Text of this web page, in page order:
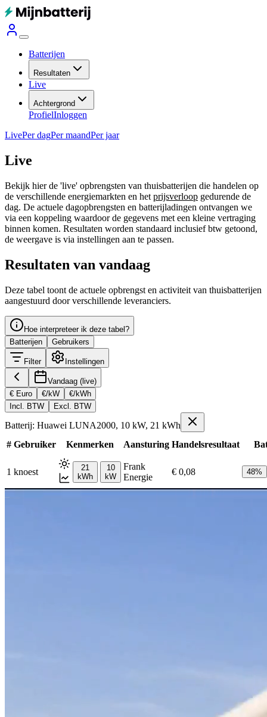
Batterijen
Resultaten
Live
Achtergrond
ProfielInloggen
LivePer dagPer maandPer jaar
Live
Bekijk hier de 'live' opbrengsten van thuisbatterijen die handelen op
de verschillende energiemarkten en het prijsverloop gedurende de
dag. De actuele dagopbrengsten en batterijladingen ontvangen we
via een koppeling waardoor de gegevens met een kleine vertraging
binnen komen. Resultaten worden standaard inclusief btw getoond,
de weergave is via instellingen aan te passen.
Resultaten van vandaag
Deze tabel toont de actuele opbrengst en activiteit van thuisbatterijen
aangestuurd door verschillende leveranciers.
Hoe interpreteer ik deze tabel?
Batterijen
Gebruikers
Filter Instellingen
Vandaag (live)
€ Euro
€/kW
€/kWh
Incl. BTW
Excl. BTW
Batterij: Huawei LUNA2000, 10 kW, 21 kWh
# Gebruiker Kenmerken Aansturing Handelsresultaat
1 knoest
21
kWh
10
kW
Frank
Energie
€ 0,08 48%